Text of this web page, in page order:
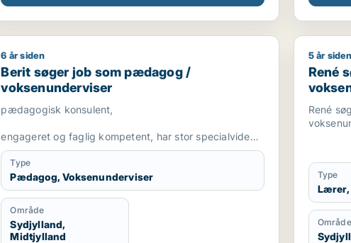
Berit søger job som pædagog / voksenunderviser
6 år siden
Berit søger job som pædagog /
voksenunderviser
pædagogisk konsulent,
engageret og faglig kompetent, har stor specialviden
og er fleksibel
Type
Pædagog, Voksenunderviser
Område
Sydjylland,
Midtjylland
René
5 år siden
René
René
Type
Lærer,
Område